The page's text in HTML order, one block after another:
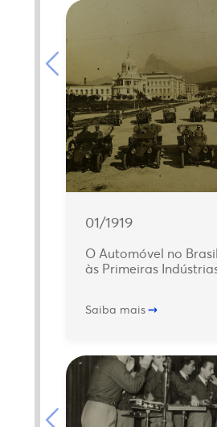
01/1919
O Automóvel no
às Primeiras
Saiba mais